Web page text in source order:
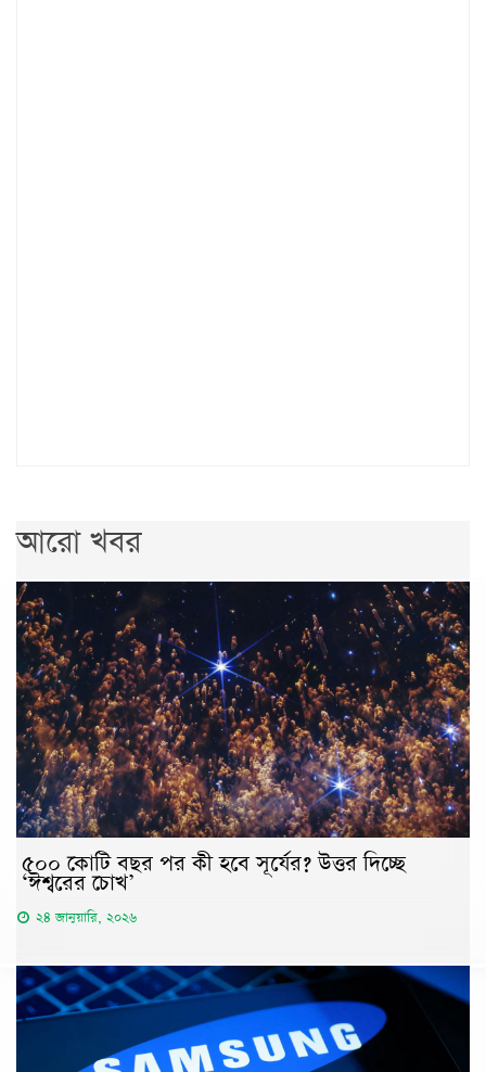
আরো খবর
৫০০ কোটি বছর পর কী হবে সূর্যের? উত্তর দিচ্ছে
‘ঈশ্বরের চোখ’
২৪ জানুয়ারি, ২০২৬